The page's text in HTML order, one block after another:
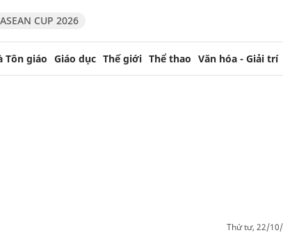
CUP 2026
Tôn giáo Giáo dục Thế giới Thể thao Văn hóa - Giải trí
thứ tư, 22/